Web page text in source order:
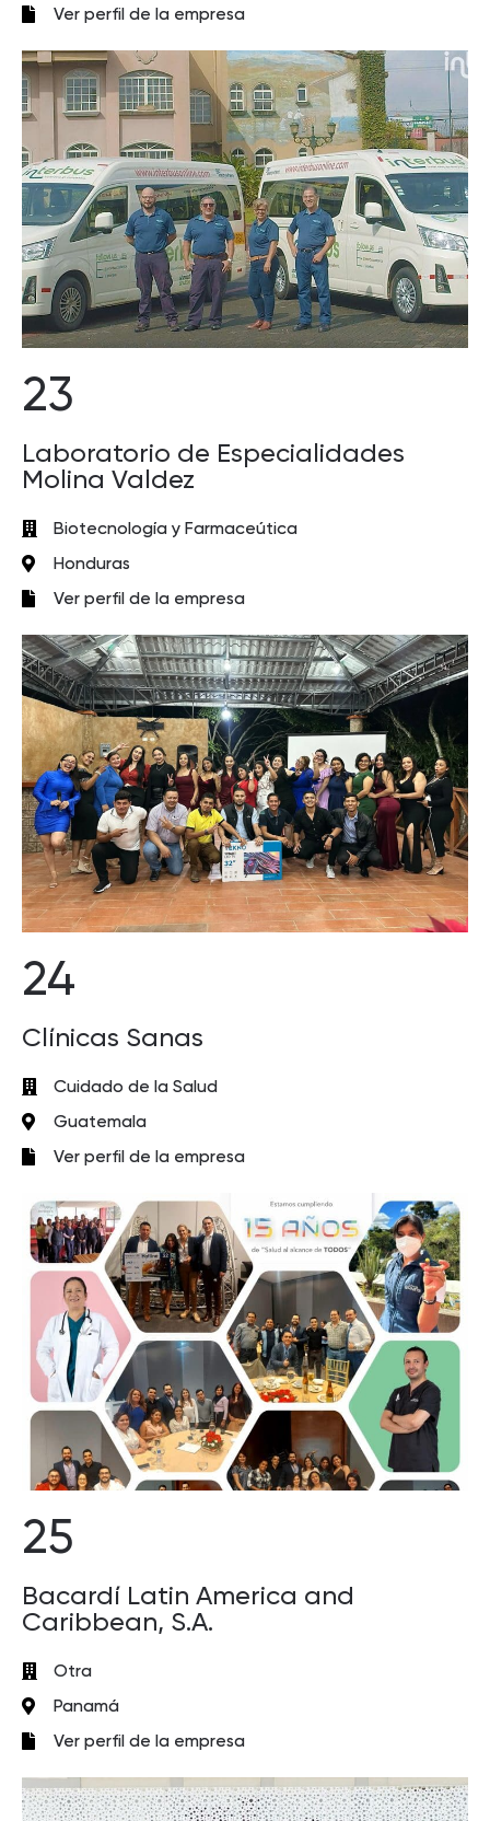
Ver perfil de la empresa
23
Laboratorio de Especialidades
Molina Valdez
Biotecnología y Farmaceútica
Honduras
Ver perfil de la empresa
24
Clínicas Sanas
Cuidado de la Salud
Guatemala
Ver perfil de la empresa
25
Bacardí Latin America and
Caribbean, S.A.
Otra
Panamá
Ver perfil de la empresa